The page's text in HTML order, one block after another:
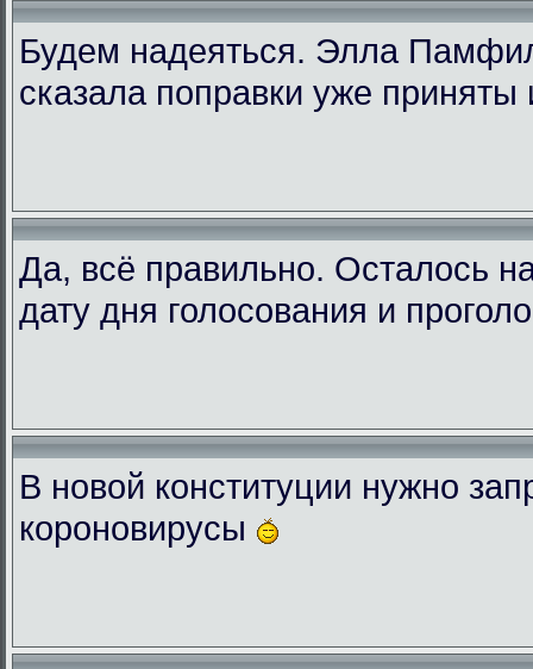
Будем надеяться. Элла
сказала поправки уже
Да, всё правильно. Осталось
дату дня голосования и
В новой конституции нужно
короновирусы